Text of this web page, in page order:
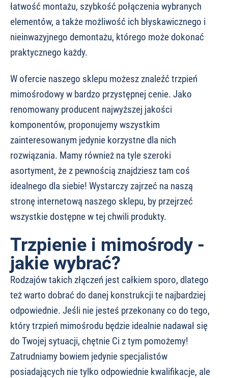
łatwość montażu, szybkość połączenia wybranych
elementów, a także możliwość ich błyskawicznego i
nieinwazyjnego demontażu, którego może dokonać
praktycznego każdy.
W ofercie naszego sklepu możesz znaleźć trzpień
mimośrodowy w bardzo przystępnej cenie. Jako
renomowany producent najwyższej jakości
komponentów, proponujemy wszystkim
zainteresowanym jedynie korzystne dla nich
rozwiązania. Mamy również na tyle szeroki
asortyment, że z pewnością znajdziesz tam coś
idealnego dla siebie! Wystarczy zajrzeć na naszą
stronę internetową naszego sklepu, by przejrzeć
wszystkie dostępne w tej chwili produkty.
Trzpienie i mimośrody -
jakie wybrać?
Rodzajów takich złączeń jest całkiem sporo, dlatego
też warto dobrać do danej konstrukcji te najbardziej
odpowiednie. Jeśli nie jesteś przekonany co do tego,
który trzpień mimośrodu będzie idealnie nadawał się
do Twojej sytuacji, chętnie Ci z tym pomożemy!
Zatrudniamy bowiem jedynie specjalistów
posiadających nie tylko odpowiednie kwalifikacje, ale